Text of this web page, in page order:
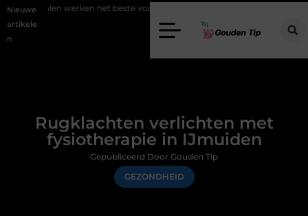
Nieuwe
artikele
n
het beste voor vastgoedmarketing?
Rugklachten verlichten met
fysiotherapie in IJmuiden
GEZONDHEID
Gepubliceerd Door Gouden Tip